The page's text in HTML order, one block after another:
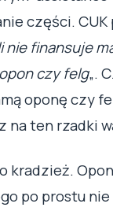
części. CUK
nie finansuje
czy felg„.
oponę czy
na ten rzadki
kradzież.
po prostu